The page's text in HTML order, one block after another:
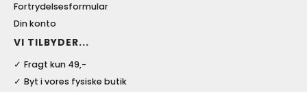
Fortrydelsesformular
Din konto
VI TILBYDER...
Fragt kun 49,-
Byt i vores fysiske butik